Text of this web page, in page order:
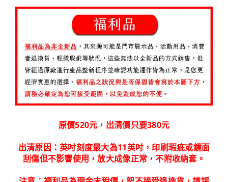
原價520元，出清價只要380元
出清原因：英吋刻度最大為11英吋，印刷瑕疵或鏡面
刮傷但不影響使用，放大成像正常，不附收納套。